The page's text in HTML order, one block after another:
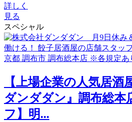
詳しく
見る
スペシャル
【上場企業の人気居酒
ダンダダン』調布総本
フ】明...